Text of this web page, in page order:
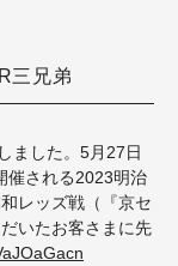
三兄弟
ました。5月27日
催される2023明治
レッズ戦（『京セ
いたお客さまに先